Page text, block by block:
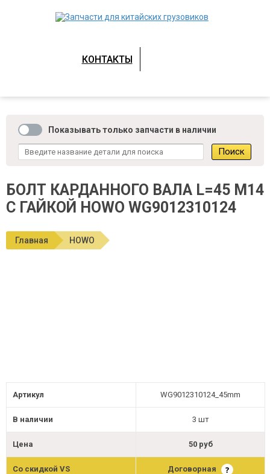
КОНТАКТЫ
Показывать только запчасти в наличии
БОЛТ КАРДАННОГО ВАЛА L=45 М14
С ГАЙКОЙ HOWO WG9012310124
Главная HOWO
Артикул WG9012310124_45mm
В наличии 3 шт
Цена 50 руб
Со скидкой VS Договорная